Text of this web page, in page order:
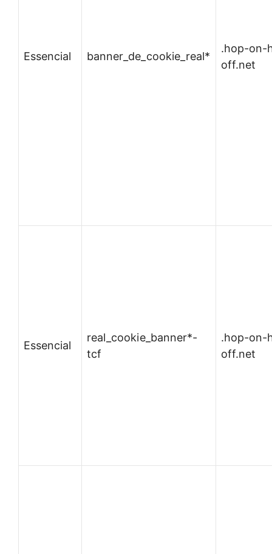
Essencial banner_de_cookie_real*
.hop-on-
off.net
Essencial
real_cookie_banner*-
tcf
.hop-on-
off.net